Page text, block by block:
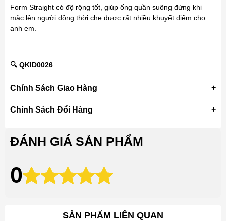
Form Straight có độ rộng tốt, giúp ống quần suông đứng khi
mặc lên người đồng thời che được rất nhiều khuyết điểm cho
anh em.
🔍 QKID0026
Chính Sách Giao Hàng
Chính Sách Đổi Hàng
ĐÁNH GIÁ SẢN PHẨM
0
SẢN PHẨM LIÊN QUAN